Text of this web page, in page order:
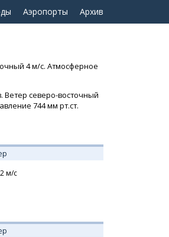
Аэропорты Архив
4 м/с. Атмосферное
Ветер северо-восточный
744 мм рт.ст.
2м/с